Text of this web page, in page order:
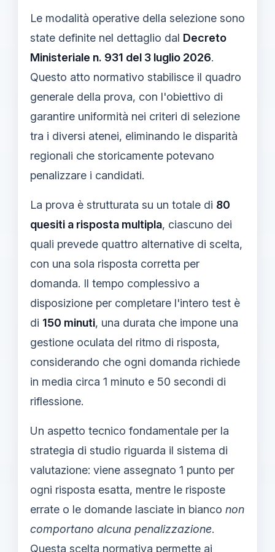
Le modalità operative della selezione sono
state definite nel dettaglio dal Decreto
Ministeriale n. 931 del 3 luglio 2026.
Questo atto normativo stabilisce il quadro
generale della prova, con l'obiettivo di
garantire uniformità nei criteri di selezione
tra i diversi atenei, eliminando le disparità
regionali che storicamente potevano
penalizzare i candidati.
La prova è strutturata su un totale di 80
quesiti a risposta multipla, ciascuno dei
quali prevede quattro alternative di scelta,
con una sola risposta corretta per
domanda. Il tempo complessivo a
disposizione per completare l'intero test è
di 150 minuti, una durata che impone una
gestione oculata del ritmo di risposta,
considerando che ogni domanda richiede
in media circa 1 minuto e 50 secondi di
riflessione.
Un aspetto tecnico fondamentale per la
strategia di studio riguarda il sistema di
valutazione: viene assegnato 1 punto per
ogni risposta esatta, mentre le risposte
errate o le domande lasciate in bianco non
comportano alcuna penalizzazione.
Questa scelta normativa permette ai